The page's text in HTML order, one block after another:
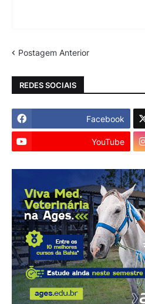
Postagem Anterior
REDES SOCIAIS
Facebook
YouTube